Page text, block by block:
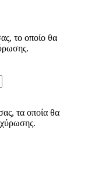
το οποίο θα
τα οποία θα